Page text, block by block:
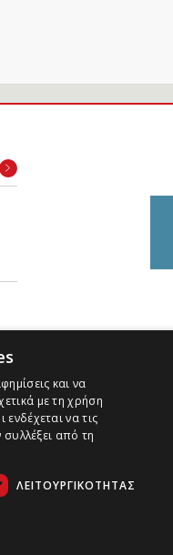
και να
με τη χρήση
να τις
από τη
ΛΕΙΤΟΥΡΓΙΚΌΤΗΤΑΣ